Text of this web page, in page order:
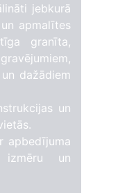
jebkurā
apmalītes
granīta,
dažādiem
un
apbedījuma
izmēru un